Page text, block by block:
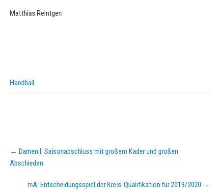
Matthias Reintgen
Handball
Post
navigation
← Damen I: Saisonabschluss mit großem Kader und großen
Abschieden
mA: Entscheidungsspiel der Kreis-Qualifikation für 2019/2020 →